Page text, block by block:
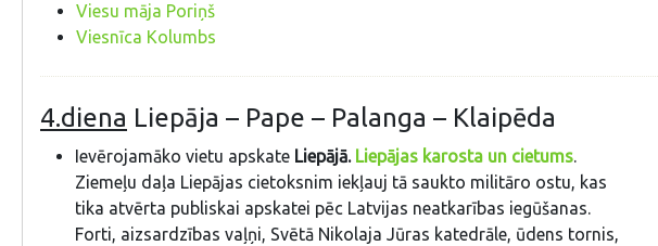
Viesu māja Poriņš
Viesnīca Kolumbs
4.diena Liepāja – Pape – Palanga – Klaipēda
Ievērojamāko vietu apskate Liepājā. Liepājas karosta un cietums.
Ziemeļu daļa Liepājas cietoksnim iekļauj tā saukto militāro ostu, kas
tika atvērta publiskai apskatei pēc Latvijas neatkarības iegūšanas.
Forti, aizsardzības vaļņi, Svētā Nikolaja Jūras katedrāle, ūdens tornis,